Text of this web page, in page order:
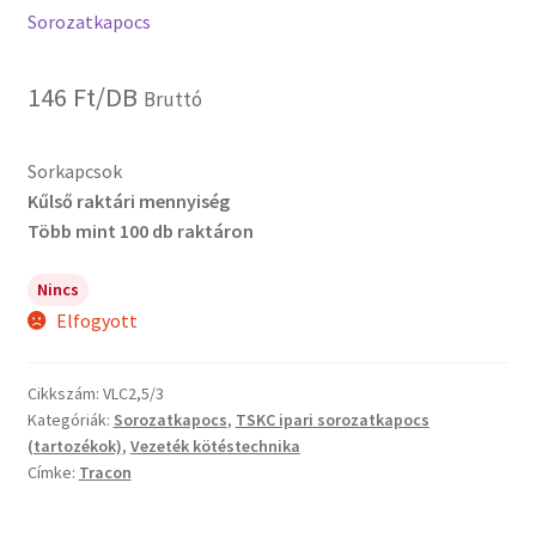
Sorozatkapocs
146 Ft/DB Bruttó
Sorkapcsok
Kűlső raktári mennyiség
Több mint 100 db raktáron
Nincs
Elfogyott
Cikkszám: VLC2,5/3
Kategóriák: Sorozatkapocs, TSKC ipari sorozatkapocs
(tartozékok), Vezeték kötéstechnika
Címke: Tracon